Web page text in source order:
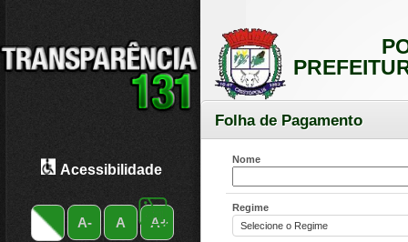
Acessibilidade
A- A A+
Folha de Pagamento
Nome
Regime